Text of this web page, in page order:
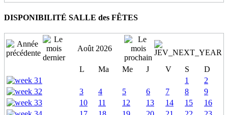
DISPONIBILITÉ SALLE des FÊTES
Août 2026
L Ma Me J V S
D
1
2
3
4 5 6 7 8
9
10
11 12 13 14 15
16